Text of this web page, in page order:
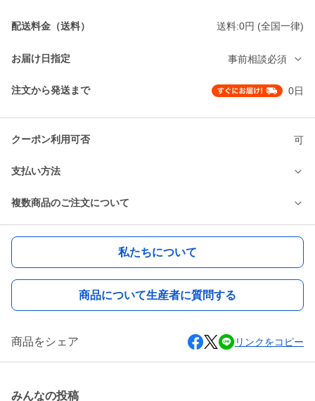
配送料金（送料） 送料:0円 (全国一律)
お届け日指定 事前相談必須
注文から発送まで 0日
クーポン利用可否 可
支払い方法
複数商品のご注文について
私たちについて
商品について生産者に質問する
商品をシェア リンクをコピー
みんなの投稿